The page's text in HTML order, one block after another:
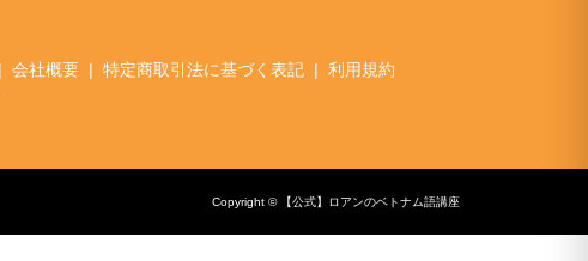
会社概要 特定商取引法に基づく表記
利用規約
Copyright © 【公式】ロアンのベトナム語講座